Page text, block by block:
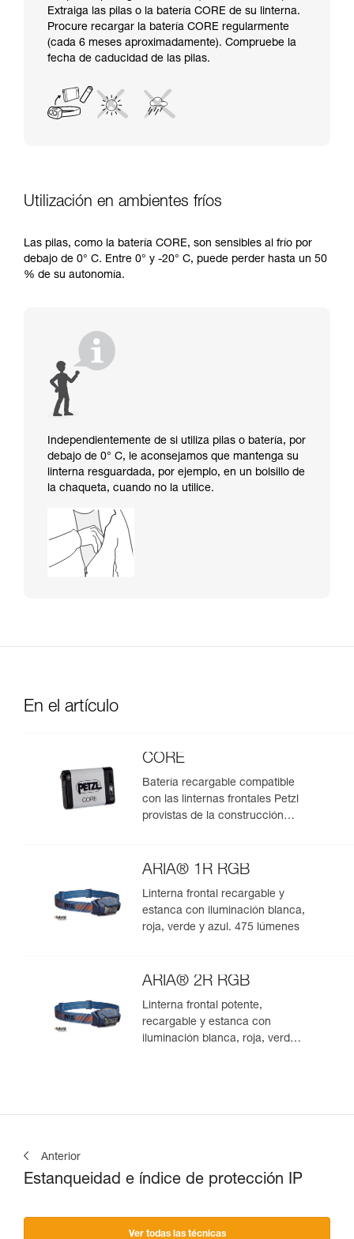
Extraiga las pilas o la batería CORE de su linterna.
Procure recargar la batería CORE regularmente
(cada 6 meses aproximadamente). Compruebe la
fecha de caducidad de las pilas.
Utilización en ambientes fríos
Las pilas, como la batería CORE, son sensibles al frío por
debajo de 0° C. Entre 0° y -20° C, puede perder hasta un 50
% de su autonomía.
Independientemente de si utiliza pilas o batería, por
debajo de 0° C, le aconsejamos que mantenga su
linterna resguardada, por ejemplo, en un bolsillo de
la chaqueta, cuando no la utilice.
En el artículo
CORE
Batería recargable compatible
con las linternas frontales Petzl
provistas de la construcción
ARIA® 1R RGB
Linterna frontal recargable y
estanca con iluminación blanca,
roja, verde y azul. 475 lúmenes
ARIA® 2R RGB
Linterna frontal potente,
recargable y estanca con
iluminación blanca, roja, verde y
Anterior
Estanqueidad e índice de protección IP
Ver todas las técnicas